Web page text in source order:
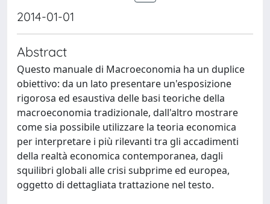
2014-01-01
Abstract
Questo manuale di Macroeconomia ha un duplice
obiettivo: da un lato presentare un'esposizione
rigorosa ed esaustiva delle basi teoriche della
macroeconomia tradizionale, dall'altro mostrare
come sia possibile utilizzare la teoria economica
per interpretare i più rilevanti tra gli accadimenti
della realtà economica contemporanea, dagli
squilibri globali alle crisi subprime ed europea,
oggetto di dettagliata trattazione nel testo.